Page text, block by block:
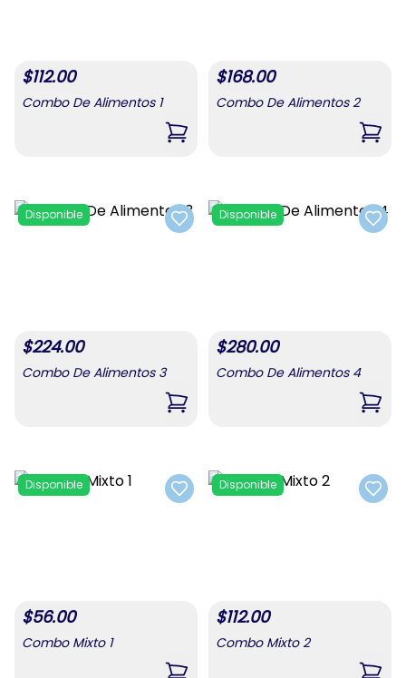
$112.00
Combo De Alimentos 1
,Combo De Alimentos 1
$168.00
Combo De Alimentos 2
,
Add to favorites
Disponible
$224.00
Combo De Alimentos 3
,Combo De Alimentos 3
Add
Disponible
$280.00
Combo De Alimentos 4
,
Add to favorites
Disponible
$56.00
Combo Mixto 1
Add
Disponible
$112.00
Combo Mixto 2